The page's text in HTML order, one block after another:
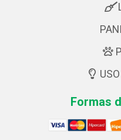
Formas